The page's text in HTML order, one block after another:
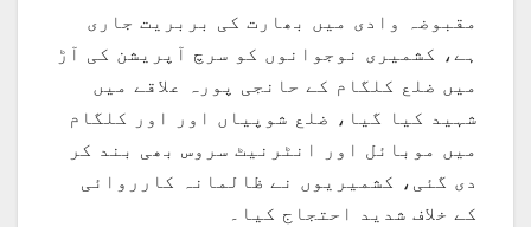
مقبوضہ وادی میں بھارت کی بربریت جاری
ہے، کشمیری نوجوانوں کو سرچ آپریشن کی آڑ
میں ضلع کلگام کے حانجی پورہ علاقے میں
شہید کیا گیا، ضلع شوپیاں اور اور کلگام
میں موبائل اور انٹرنیٹ سروس بھی بند کر
دی گئی، کشمیریوں نے ظالمانہ کارروائی
کے خلاف شدید احتجاج کیا۔